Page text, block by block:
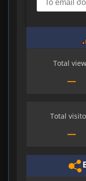
Total
—
Total
—